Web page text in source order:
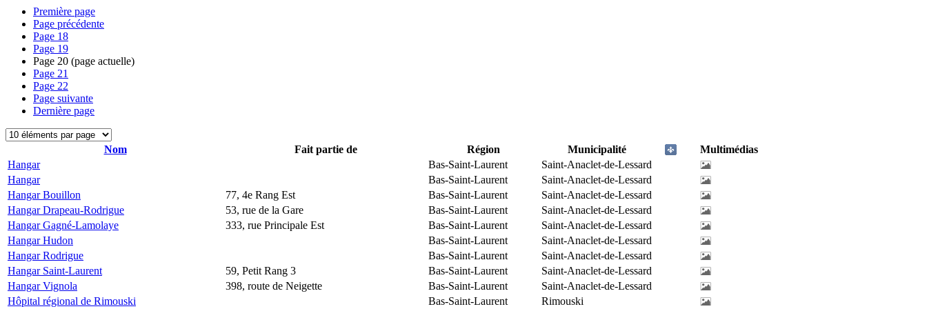
Première page
Page précédente
Page 18
Page 19
Page 20 (page actuelle)
Page 21
Page 22
Page suivante
Dernière page
Nom Fait partie de Région Municipalité
Multimédias
Hangar
Bas-Saint-Laurent
Saint-Anaclet-de-Lessard
Hangar
Bas-Saint-Laurent
Saint-Anaclet-de-Lessard
Hangar Bouillon
77, 4e Rang Est Bas-Saint-Laurent
Saint-Anaclet-de-Lessard
Hangar Drapeau-Rodrigue
53, rue de la Gare Bas-Saint-Laurent
Saint-Anaclet-de-Lessard
Hangar Gagné-Lamolaye
333, rue Principale Est Bas-Saint-Laurent
Saint-Anaclet-de-Lessard
Hangar Hudon
Bas-Saint-Laurent
Saint-Anaclet-de-Lessard
Hangar Rodrigue
Bas-Saint-Laurent
Saint-Anaclet-de-Lessard
Hangar Saint-Laurent
59, Petit Rang 3 Bas-Saint-Laurent
Saint-Anaclet-de-Lessard
Hangar Vignola
398, route de Neigette Bas-Saint-Laurent
Saint-Anaclet-de-Lessard
Hôpital régional de Rimouski
Bas-Saint-Laurent Rimouski